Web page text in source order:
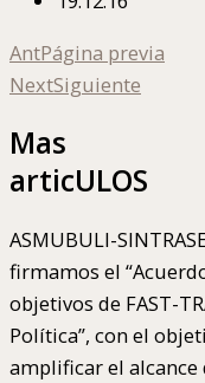
AntPágina previa
NextSiguiente
Mas
articULOS
ASMUBULI-
firmamos el
objetivos de FAST-
Política”, con el
amplificar el alcance